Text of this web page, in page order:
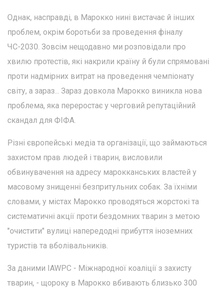
Однак, насправді, в Марокко нині вистачає й інших
проблем, окрім боротьби за проведення фіналу
ЧС-2030. Зовсім нещодавно ми розповідали про
хвилю протестів, які накрили країну й були спрямовані
проти надмірних витрат на проведення чемпіонату
світу, а зараз... Зараз довкола Марокко виникла нова
проблема, яка переростає у черговий репутаційний
скандал для ФІФА.
Різні європейські медіа та організації, що займаються
захистом прав людей і тварин, висловили
обвинувачення на адресу марокканських властей у
масовому знищенні безпритульних собак. За їхніми
словами, у містах Марокко проводяться жорстокі та
систематичні акції проти бездомних тварин з метою
"очистити" вулиці напередодні прибуття іноземних
туристів та вболівальників.
За даними IAWPC - Міжнародної коаліції з захисту
тварин, - щороку в Марокко вбивають близько 300